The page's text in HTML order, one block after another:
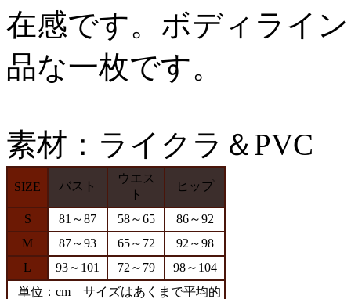
在感です。ボディライ
品な一枚です。
素材：ライクラ＆PVC
SIZE バスト
ウエス
ト
ヒップ
S 81～87 58～65
86～92
M
87～93 65～72
92～98
L
93～101 72～79
98～104
単位：cm サイズはあくまで平均的